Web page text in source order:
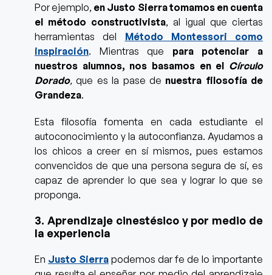
Por ejemplo, en Justo Sierra tomamos en cuenta
el método constructivista, al igual que ciertas
herramientas del Método Montessori como
inspiración. Mientras que para potenciar a
nuestros alumnos, nos basamos en el Círculo
Dorado,que es la pase de nuestra filosofía de
Grandeza.
Esta filosofía fomenta en cada estudiante el
autoconocimiento y la autoconfianza. Ayudamos a
los chicos a creer en sí mismos, pues estamos
convencidos de que una persona segura de sí, es
capaz de aprender lo que sea y lograr lo que se
proponga.
3. Aprendizaje cinestésico y por medio de
la experiencia
En Justo Sierra podemos dar fe de lo importante